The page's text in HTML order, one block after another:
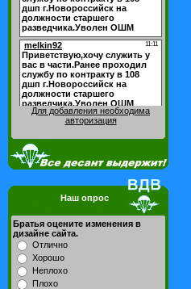
Для добавления необходима
авторизация
Наш опрос
Братья оцените изменения в
дизайне сайта.
Отлично
Хорошо
Неплохо
Плохо